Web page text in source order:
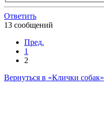
Ответить
13 сообщений
Пред.
1
2
Вернуться в «Клички собак»